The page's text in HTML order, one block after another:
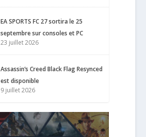
EA SPORTS FC 27 sortira le 25
septembre sur consoles et PC
23 juillet 2026
Assassin’s Creed Black Flag Resynced
est disponible
9 juillet 2026